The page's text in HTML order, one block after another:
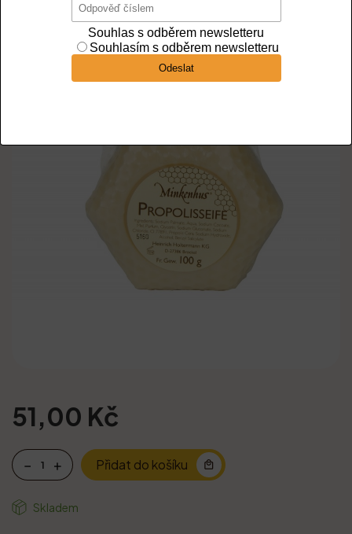
Výrobce:
51,00 Kč
Přidat do košíku
Skladem
Povolit jen nezbytně nutné cookies
Více informací